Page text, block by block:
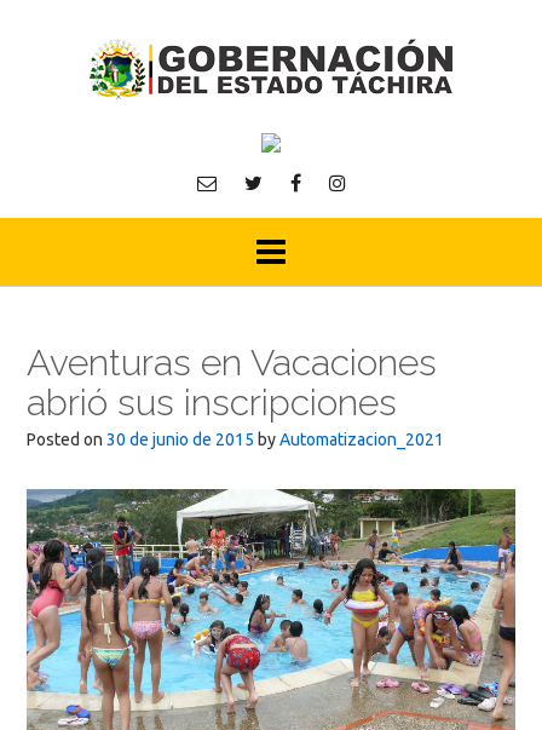
Aventuras en Vacaciones
abrió sus inscripciones
Posted on 30 de junio de 2015 byAutomatizacion_2021